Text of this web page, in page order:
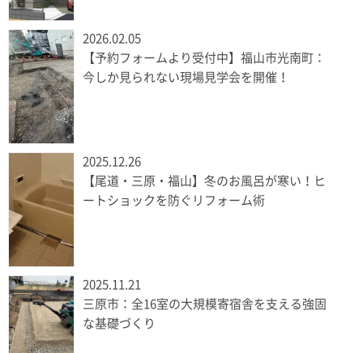
2026.02.05
【予約フォームより受付中】福山市光南町：
今しか見られない現場見学会を開催！
2025.12.26
【尾道・三原・福山】冬のお風呂が寒い！ヒ
ートショックを防ぐリフォーム術
2025.11.21
三原市：全16室の大規模寄宿舎を支える強固
な基礎づくり